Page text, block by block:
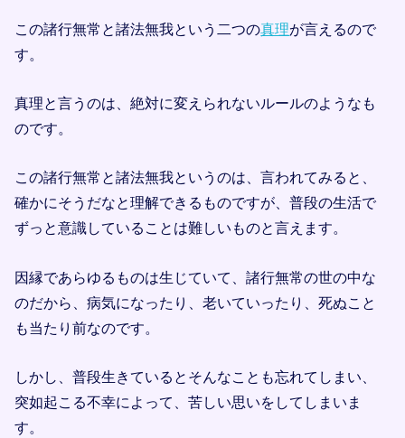
この諸行無常と諸法無我という二つの真理が言えるので
す。
真理と言うのは、絶対に変えられないルールのようなも
のです。
この諸行無常と諸法無我というのは、言われてみると、
確かにそうだなと理解できるものですが、普段の生活で
ずっと意識していることは難しいものと言えます。
因縁であらゆるものは生じていて、諸行無常の世の中な
のだから、病気になったり、老いていったり、死ぬこと
も当たり前なのです。
しかし、普段生きているとそんなことも忘れてしまい、
突如起こる不幸によって、苦しい思いをしてしまいま
す。